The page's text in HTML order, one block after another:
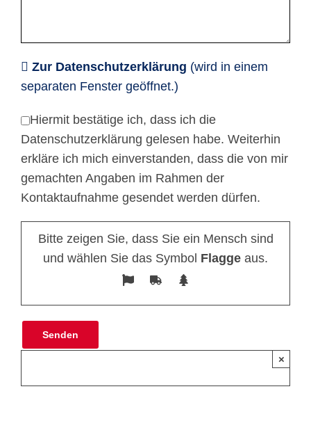
Zur Datenschutzerklärung (wird in einem
separaten Fenster geöffnet.)
Hiermit bestätige ich, dass ich die
Datenschutzerklärung gelesen habe. Weiterhin
erkläre ich mich einverstanden, dass die von mir
gemachten Angaben im Rahmen der
Kontaktaufnahme gesendet werden dürfen.
Bitte zeigen Sie, dass Sie ein Mensch sind
und wählen Sie das Symbol Flagge aus.
×